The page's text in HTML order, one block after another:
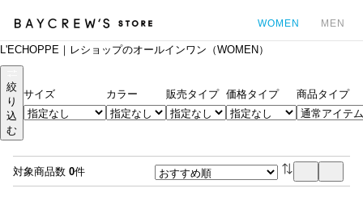
WOMEN MEN
L'ECHOPPE｜レショップのオールインワン（WOMEN）
絞
り
込
む
サイズ カラー 販売タイプ 価格タイプ 商品タイプ
対象商品数 0件